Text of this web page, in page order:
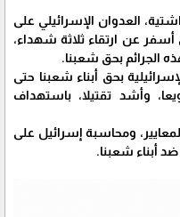
العدوان الإسرائيلي على
أسفر عن ارتقاء ثلاثة شهداء،
الجرائم بحق شعبنا.
بحق أبناء شعبنا حتى
وأشد تقتيلا، باستهداف
ومحاسبة إسرائيل على
أبناء شعبنا.